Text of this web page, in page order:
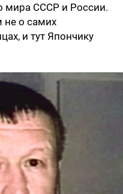
мира СССР и России.
не о самих
и тут Япончику